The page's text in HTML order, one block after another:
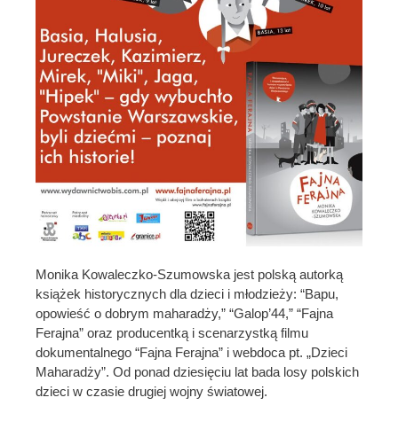
Monika Kowaleczko-Szumowska jest polską autorką
książek historycznych dla dzieci i młodzieży: “Bapu,
opowieść o dobrym maharadży,” “Galop’44,” “Fajna
Ferajna” oraz producentką i scenarzystką filmu
dokumentalnego “Fajna Ferajna” i webdoca pt. „Dzieci
Maharadży”. Od ponad dziesięciu lat bada losy polskich
dzieci w czasie drugiej wojny światowej.